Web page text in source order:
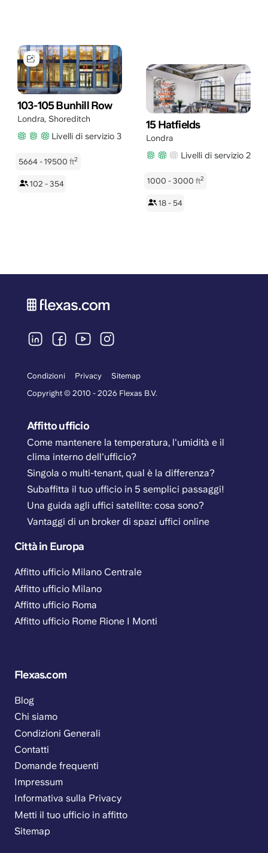
103-105 Bunhill Row
Londra, Shoreditch
Livelli di servizio 3
5664 - 19500 ft2
102 - 354
15 Hatfields
Londra
Livelli di servizio 2
1000 - 3000 ft2
18 - 54
Condizioni Privacy
Sitemap
Copyright © 2010 - 2026 Flexas B.V.
Affitto ufficio
Come mantenere la temperatura, l'umidità e il
clima interno dell'ufficio?
Singola o multi-tenant, qual è la differenza?
Subaffitta il tuo ufficio in 5 semplici passaggi!
Una guida agli uffici satellite: cosa sono?
Vantaggi di un broker di spazi uffici online
Città in Europa
Affitto ufficio Milano Centrale
Affitto ufficio Milano
Affitto ufficio Roma
Affitto ufficio Rome Rione I Monti
Flexas.com
Blog
Chi siamo
Condizioni Generali
Contatti
Domande frequenti
Impressum
Informativa sulla Privacy
Metti il tuo ufficio in affitto
Sitemap